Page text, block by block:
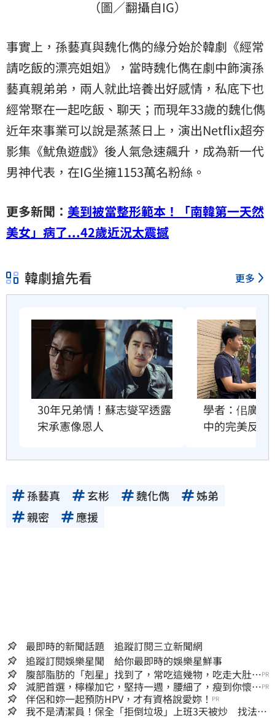
（圖／翻攝自IG）
事實上，孫藝真與魏化儁的緣分始於韓劇《經常
請吃飯的漂亮姐姐》，當時魏化儁在劇中飾演孫
藝真親弟弟，兩人就此培養出好感情，私底下也
經常聚在一起吃飯、聊天；而現年33歲的魏化儁
近年來事業可以說是蒸蒸日上，演出Netflix超夯
影集《魷魚遊戲》後人氣急速飆升，成為新一代
男神代表，在IG坐擁1153萬名粉絲。
更多新聞： 美到被當整形範本！「南韓第一天然
美女」病了...42歲近況太震撼
韓劇搶先看 更多
30年兄弟情！蘇志燮罕透露
宋承憲像恩人
學者：佀廣洋
中的完美反派
孫藝真 玄彬 魏化儁
姊弟
親密
應援
最即時的新聞話題 追蹤訂閱三立新聞網
追蹤訂閱娛樂星聞 給你最即時的娛樂星鮮事
腹部脂肪的「剋星」找到了，常吃這幾物，吃走大肚
囊，瘦出小蠻腰
PR
減肥首選，檸檬加它，堅持一週，腰細了，瘦到你懷疑
人生
PR
伴侶和妳一起預防HPV，才有資格說愛妳！ PR
我不是清潔員！保全「拒倒垃圾」上班3天被炒 找法院